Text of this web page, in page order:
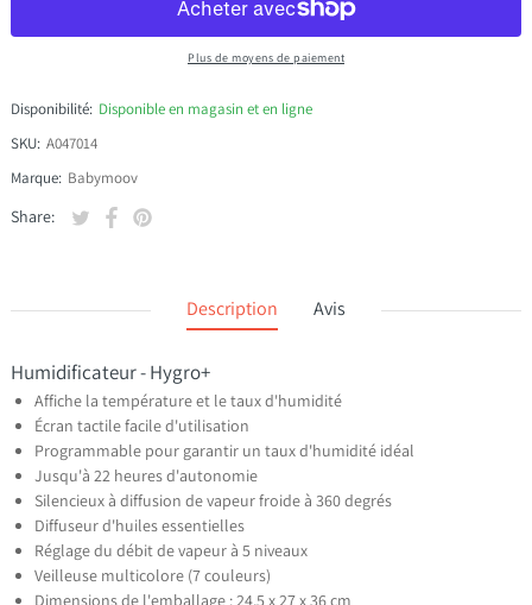
Plus de moyens de paiement
Disponibilité: Disponible en magasin et en ligne
SKU: A047014
Marque: Babymoov
Share: Tweeter sur Twitter
S'ouvre dans une nouvelle fenêtre.
Partager sur Facebook
S'ouvre dans une nouvelle fenêtre.
Épingler sur Pinterest
S'ouvre dans une nouvelle fenêtre.
Description Avis
Humidificateur - Hygro+
Affiche la température et le taux d'humidité
Écran tactile facile d'utilisation
Programmable pour garantir un taux d'humidité idéal
Jusqu'à 22 heures d'autonomie
Silencieux à diffusion de vapeur froide à 360 degrés
Diffuseur d'huiles essentielles
Réglage du débit de vapeur à 5 niveaux
Veilleuse multicolore (7 couleurs)
Dimensions de l'emballage : 24,5 x 27 x 36 cm